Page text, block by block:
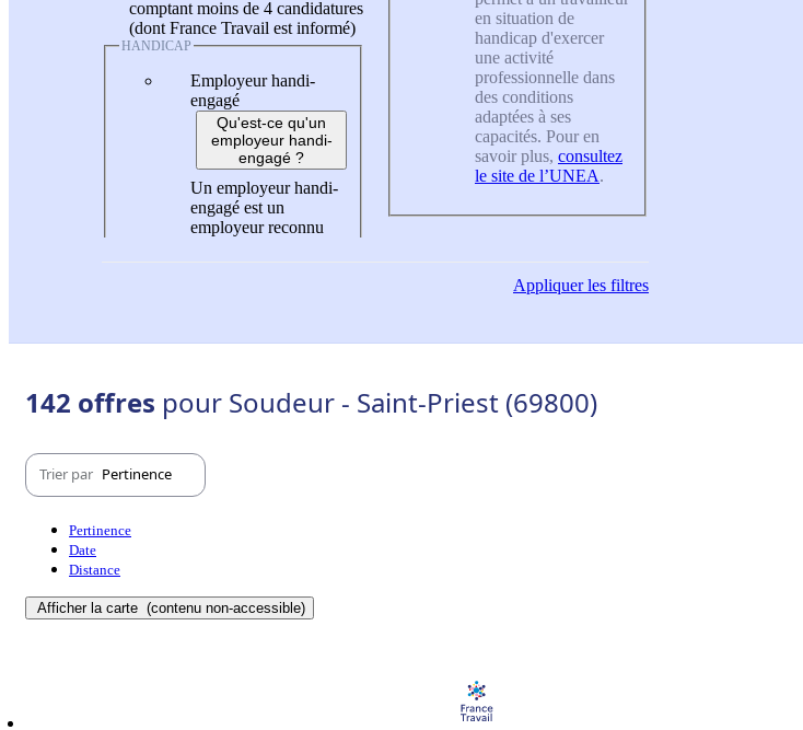
comptant moins de 4 candidatures
(dont France Travail est informé)
HANDICAP
Employeur handi-
engagé
Qu'est-ce qu'un
employeur handi-
engagé ?
Un employeur handi-
engagé est un
employeur reconnu
en situation de
handicap d'exercer
une activité
professionnelle dans
des conditions
adaptées à ses
capacités. Pour en
savoir plus, consultez
le site de l’UNEA.
Appliquerles filtres
142 offres pour Soudeur - Saint-Priest (69800)
Trier par Pertinence
Pertinence
Date
Distance
Afficher la carte (contenu non-accessible)